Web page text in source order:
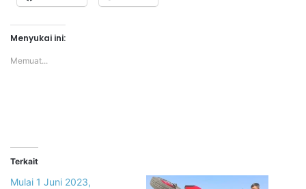
Menyukai ini:
Memuat...
Terkait
Mulai 1 Juni 2023,